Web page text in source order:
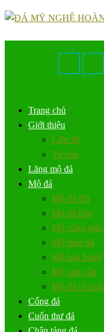
Trang chủ
Giới thiệu
Liên hệ
Tư vấn
Lăng mộ đá
Mộ đá
Mộ đá đôi
Mộ đá tròn
Mộ công giáo
Mộ tháp đá
Mộ hậu bành
Mộ tam cấp
Mộ đá có mái
Cổng đá
Cuốn thư đá